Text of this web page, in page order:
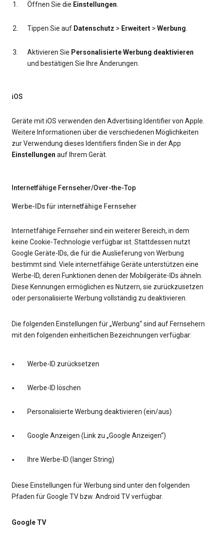
Öffnen Sie die Einstellungen.
Tippen Sie auf Datenschutz > Erweitert > Werbung.
Aktivieren Sie Personalisierte Werbung deaktivieren
und bestätigen Sie Ihre Änderungen.
iOS
Geräte mit iOS verwenden den Advertising Identifier von Apple.
Weitere Informationen über die verschiedenen Möglichkeiten
zur Verwendung dieses Identifiers finden Sie in der App
Einstellungen auf Ihrem Gerät.
Internetfähige Fernseher/Over-the-Top
Werbe-IDs für internetfähige Fernseher
Internetfähige Fernseher sind ein weiterer Bereich, in dem
keine Cookie-Technologie verfügbar ist. Stattdessen nutzt
Google Geräte-IDs, die für die Auslieferung von Werbung
bestimmt sind. Viele internetfähige Geräte unterstützen eine
Werbe-ID, deren Funktionen denen der Mobilgeräte-IDs ähneln.
Diese Kennungen ermöglichen es Nutzern, sie zurückzusetzen
oder personalisierte Werbung vollständig zu deaktivieren.
Die folgenden Einstellungen für „Werbung“ sind auf Fernsehern
mit den folgenden einheitlichen Bezeichnungen verfügbar:
Werbe-ID zurücksetzen
Werbe-ID löschen
Personalisierte Werbung deaktivieren (ein/aus)
Google Anzeigen (Link zu „Google Anzeigen“)
Ihre Werbe-ID (langer String)
Diese Einstellungen für Werbung sind unter den folgenden
Pfaden für Google TV bzw. Android TV verfügbar.
Google TV